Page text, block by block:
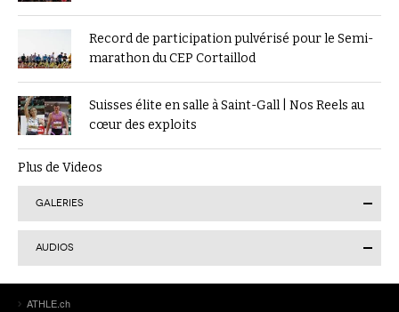
Record de participation pulvérisé pour le Semi-
marathon du CEP Cortaillod
Suisses élite en salle à Saint-Gall | Nos Reels au
cœur des exploits
Plus de Videos
GALERIES
AUDIOS
ATHLE.ch